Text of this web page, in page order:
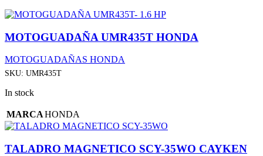
MOTOGUADAÑA UMR435T HONDA
MOTOGUADAÑAS HONDA
SKU: UMR435T
In stock
MARCAHONDA
TALADRO MAGNETICO SCY-35WO CAYKEN